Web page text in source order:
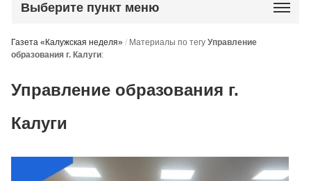
Выберите пункт меню
Газета «Калужская неделя» / Материалы по тегуУправление
образования г. Калуги:
Управление образования г.
Калуги